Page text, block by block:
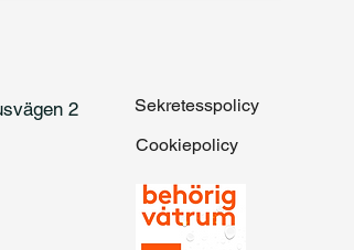
Borlänge – trygg
när ditt boende ska byggas
2
Sekretesspolicy
Cookiepolicy